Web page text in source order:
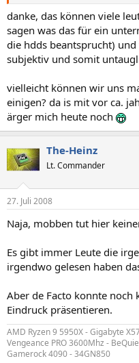
danke, das können viele
sagen was das für ein
die hdds beantsprucht)
subjektiv und somit
vielleicht können wir uns
einigen? da is mit vor ca.
ärger mich heute noch
The-Heinz
Lt. Commander
27. Juli 2008
Naja, mobben tut hier
Es gibt immer Leute die
irgendwo gelesen haben
Aber de Facto konnte noch
Eindruck präsentieren.
AMD Ryzen 9 5950X - Gigabyte
Vengeance PRO 3600Mhz -
Gamerock 4090 - 34GN850